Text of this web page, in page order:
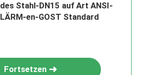
des Stahl-DN15 auf Art ANSI-
LÄRM-en-GOST Standard
Fortsetzen